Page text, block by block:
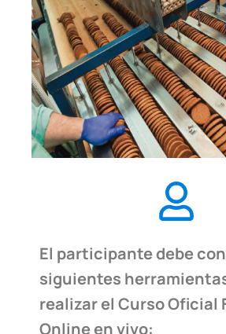
El participante debe
siguientes
realizar el Curso Oficial
Online en vivo: